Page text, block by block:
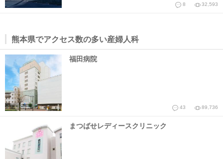
8 32,593
熊本県でアクセス数の多い産婦人科
福田病院
43 89,736
まつばせレディースクリニック